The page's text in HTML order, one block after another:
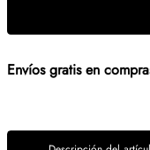
Envíos gratis en